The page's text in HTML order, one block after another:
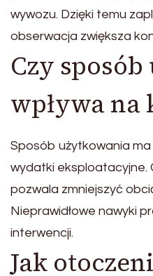
wywozu. Dzięki temu
obserwacja zwiększa
Czy
wpływa na
Sposób użytkowania
wydatki eksploatacyjne.
pozwala zmniejszyć
Nieprawidłowe nawyki
interwencji.
Jak